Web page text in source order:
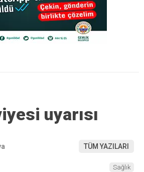
uyarısı
TÜM YAZILARI
Sağlık